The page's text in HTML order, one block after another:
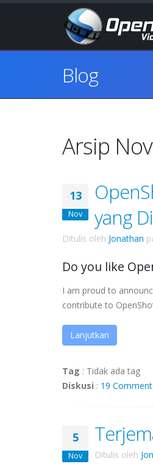
Blog
Arsip
13
Nov
yang
Ditulis oleh Jonathan
Do you like
I am proud to
contribute to
Lanjutkan
Tag : Tidak ada tag
Diskusi : 19
5
Nov Ditulis oleh